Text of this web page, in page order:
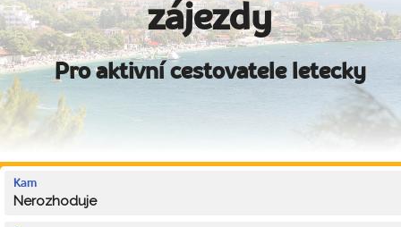
zájezdy
Pro aktivní cestovatele letecky
Kam
Nerozhoduje